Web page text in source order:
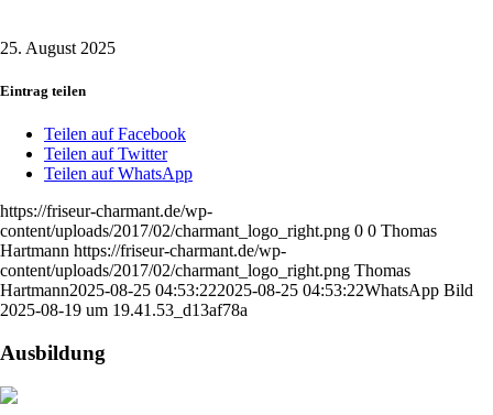
25. August 2025
Eintrag teilen
Teilen auf Facebook
Teilen auf Twitter
Teilen auf WhatsApp
https://friseur-charmant.de/wp-
content/uploads/2017/02/charmant_logo_right.png 0 0 Thomas
Hartmann https://friseur-charmant.de/wp-
content/uploads/2017/02/charmant_logo_right.png Thomas
Hartmann2025-08-25 04:53:222025-08-25 04:53:22WhatsApp Bild
2025-08-19 um 19.41.53_d13af78a
Ausbildung